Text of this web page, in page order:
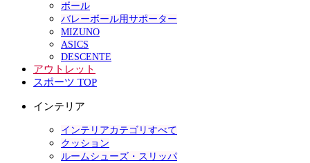
ボール
バレーボール用サポーター
MIZUNO
ASICS
DESCENTE
アウトレット
スポーツ TOP
インテリア
インテリアカテゴリすべて
クッション
ルームシューズ・スリッパ